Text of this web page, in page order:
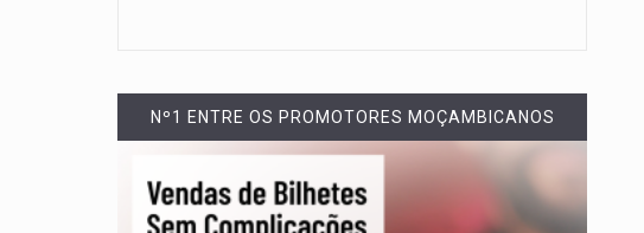
Nº1 ENTRE OS PROMOTORES MOÇAMBICANOS